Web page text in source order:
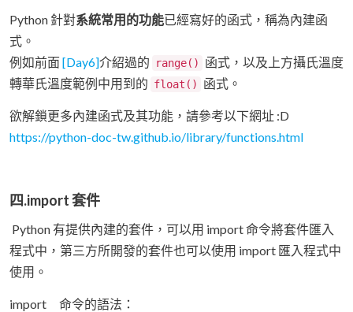
Python 針對系統常用的功能已經寫好的函式，稱為內建函
式。
例如前面[Day6]介紹過的 range()
函式，以及上方攝氏溫度
轉華氏溫度範例中用到的 float() 函式。
欲解鎖更多內建函式及其功能，請參考以下網址 :D
https://python-doc-tw.github.io/library/functions.html
四.import 套件
Python 有提供內建的套件，可以用 import 命令將套件匯入
程式中，第三方所開發的套件也可以使用 import 匯入程式中
使用。
import 命令的語法：